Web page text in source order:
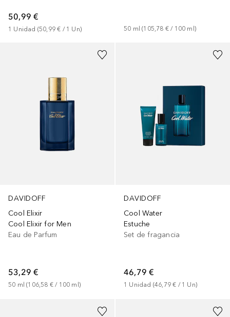
50,99 €
1 Unidad (50,99 € / 1 Un) 50 ml (105,78 € / 100 ml )
DAVIDOFF
Cool Elixir
Cool Elixir for Men
Eau de Parfum
53,29 €
50 ml (106,58 € / 100 ml )
DAVIDOFF
Cool Water
Estuche
Set de fragancia
46,79 €
1 Unidad (46,79 € / 1 Un)